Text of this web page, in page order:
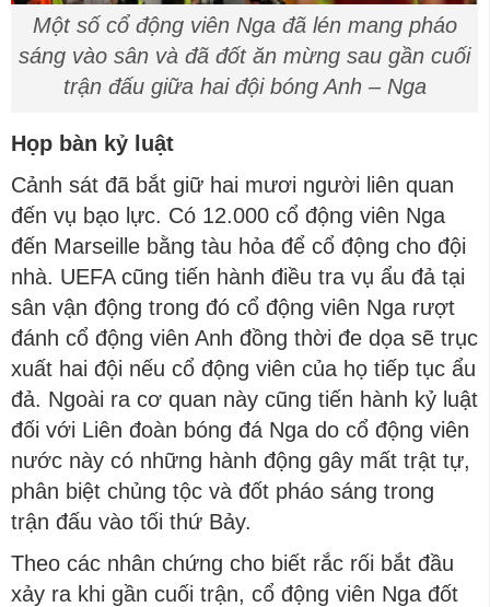
Một số cổ động viên Nga đã lén mang pháo
sáng vào sân và đã đốt ăn mừng sau gần cuối
trận đấu giữa hai đội bóng Anh – Nga
Họp bàn kỷ luật
Cảnh sát đã bắt giữ hai mươi người liên quan
đến vụ bạo lực. Có 12.000 cổ động viên Nga
đến Marseille bằng tàu hỏa để cổ động cho đội
nhà. UEFA cũng tiến hành điều tra vụ ẩu đả tại
sân vận động trong đó cổ động viên Nga rượt
đánh cổ động viên Anh đồng thời đe dọa sẽ trục
xuất hai đội nếu cổ động viên của họ tiếp tục ẩu
đả. Ngoài ra cơ quan này cũng tiến hành kỷ luật
đối với Liên đoàn bóng đá Nga do cổ động viên
nước này có những hành động gây mất trật tự,
phân biệt chủng tộc và đốt pháo sáng trong
trận đấu vào tối thứ Bảy.
Theo các nhân chứng cho biết rắc rối bắt đầu
xảy ra khi gần cuối trận, cổ động viên Nga đốt